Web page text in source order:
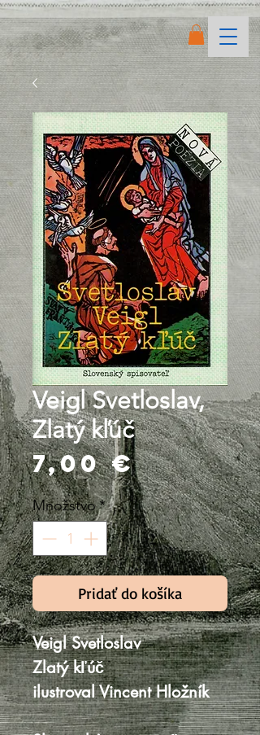
Veigl Svetloslav,
Zlatý kľúč
7,00 €Price
Množstvo*
Pridať do košíka
Veigl Svetloslav
Zlatý kľúč
ilustroval Vincent Hložník